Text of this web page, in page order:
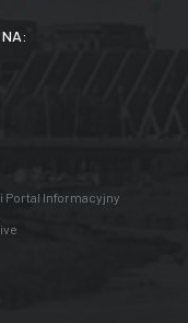
Portal Informacyjny